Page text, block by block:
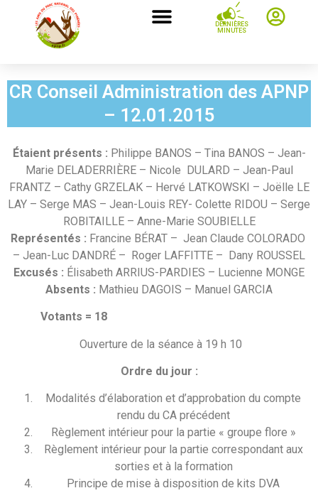
DERNIÈRES
MINUTES
CR Conseil Administration des APNP
– 12.01.2015
Étaient présents : Philippe BANOS – Tina BANOS – Jean-
Marie DELADERRIÈRE – Nicole DULARD – Jean-Paul
FRANTZ – Cathy GRZELAK – Hervé LATKOWSKI – Joëlle LE
LAY – Serge MAS – Jean-Louis REY- Colette RIDOU – Serge
ROBITAILLE – Anne-Marie SOUBIELLE
Représentés : Francine BÉRAT – Jean Claude COLORADO
– Jean-Luc DANDRÉ – Roger LAFFITTE – Dany ROUSSEL
Excusés : Élisabeth ARRIUS-PARDIES – Lucienne MONGE
Absents : Mathieu DAGOIS – Manuel GARCIA
Votants = 18
Ouverture de la séance à 19 h 10
Ordre du jour :
Modalités d’élaboration et d’approbation du compte
rendu du CA précédent
Règlement intérieur pour la partie « groupe flore »
Règlement intérieur pour la partie correspondant aux
sorties et à la formation
Principe de mise à disposition de kits DVA